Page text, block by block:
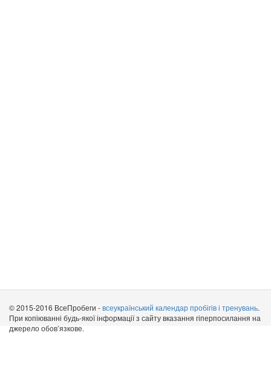
© 2015-2016 ВсеПробеги -всеукраїнський календар пробігів і тренувань.
При копіюванні будь-якої інформації з сайту вказання гіперпосилання на
джерело обов’язкове.